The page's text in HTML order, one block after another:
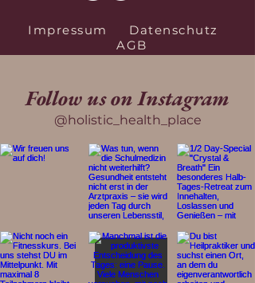
Impressum
Datenschutz
AGB
Follow us on Instagram
@holistic_health_place